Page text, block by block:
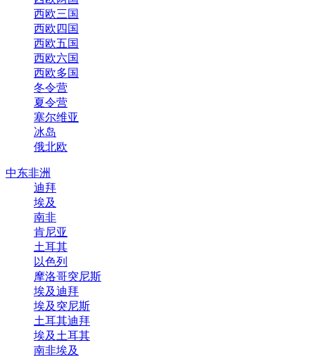
西欧三国
西欧四国
西欧五国
西欧六国
西欧多国
冬令营
夏令营
塞尔维亚
冰岛
俄北欧
中东非洲
迪拜
埃及
南非
肯尼亚
土耳其
以色列
摩洛哥突尼斯
埃及迪拜
埃及突尼斯
土耳其迪拜
埃及土耳其
南非埃及